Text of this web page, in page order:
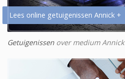
Lees online getuigenissen Annick +
Getuigenissen over medium Annick